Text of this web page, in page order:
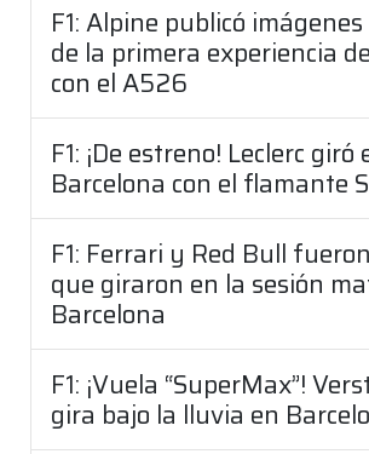
F1: Alpine publicó
de la primera experiencia
con el A526
F1: ¡De estreno! Leclerc giró
Barcelona con el flamante
F1: Ferrari y Red Bull
que giraron en la sesión
Barcelona
F1: ¡Vuela “SuperMax”!
gira bajo la lluvia en